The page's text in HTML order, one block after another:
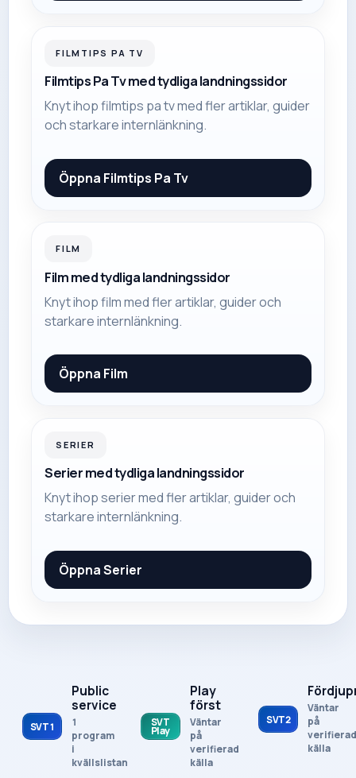
FILMTIPS PA TV
Filmtips Pa Tv med tydliga landningssidor
Knyt ihop filmtips pa tv med fler artiklar, guider
och starkare internlänkning.
Öppna Filmtips Pa Tv
FILM
Film med tydliga landningssidor
Knyt ihop film med fler artiklar, guider och
starkare internlänkning.
Öppna Film
SERIER
Serier med tydliga landningssidor
Knyt ihop serier med fler artiklar, guider och
starkare internlänkning.
ÖppnaSerier
SVT1
Public
service
1
program
i
kvällslistan
SVT
Play
Play
först
Väntar
på
verifierad
källa
SVT2
Väntar
på
källa